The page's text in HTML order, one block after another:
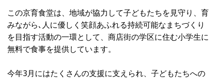
この京育食堂は、地域が協力して子どもたちを見守り、育
みながら､人に優しく笑顔あふれる持続可能なまちづくり
を目指す活動の一環として、商店街の学区に住む小学生に
無料で食事を提供しています。
今年3月にはたくさんの支援に支えられ、子どもたちへの